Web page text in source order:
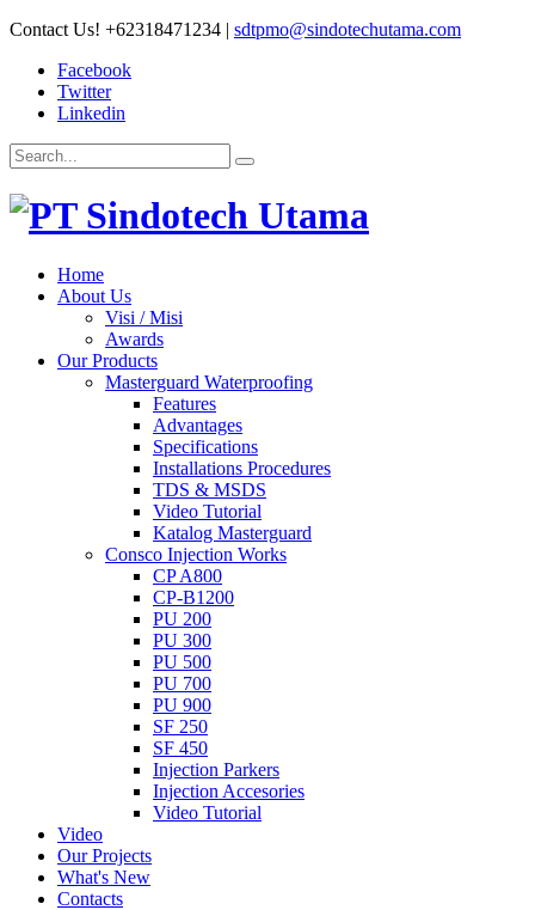
Contact Us! +62318471234 | sdtpmo@sindotechutama.com
Facebook
Twitter
Linkedin
Home
About Us
Visi / Misi
Awards
Our Products
Masterguard Waterproofing
Features
Advantages
Specifications
Installations Procedures
TDS & MSDS
Video Tutorial
Katalog Masterguard
Consco Injection Works
CP A800
CP-B1200
PU 200
PU 300
PU 500
PU 700
PU 900
SF 250
SF 450
Injection Parkers
Injection Accesories
Video Tutorial
Video
Our Projects
What's New
Contacts